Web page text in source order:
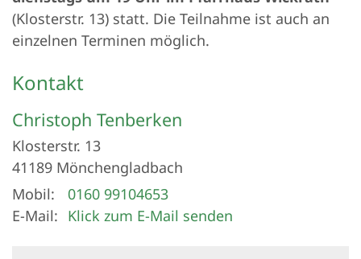
(Klosterstr. 13) statt. Die Teilnahme ist auch an
einzelnen Terminen möglich.
Kontakt
Christoph Tenberken
Klosterstr. 13
41189 Mönchengladbach
Mobil:
0160 99104653
E-Mail: Klick zum E-Mail senden